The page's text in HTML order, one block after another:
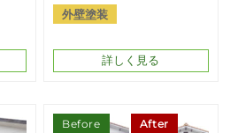
外壁塗装
詳しく見る
Before After